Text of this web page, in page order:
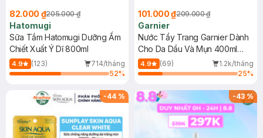
82.000 ₫205.000 ₫
Hatomugi
Sữa Tắm Hatomugi Dưỡng Ẩm
Chiết Xuất Ý Dĩ 800ml
4.9 (123)
714/tháng
52%
101.000 ₫209.000 ₫
Garnier
Nước Tẩy Trang Garnier Dành
Cho Da Dầu Và Mụn 400ml
(Mới)
4.9 (69)
1.2k/tháng
25%
-44 % -43%